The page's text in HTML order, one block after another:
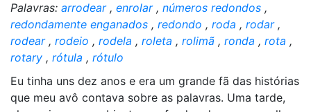
Palavras: arrodear, enrolar, números redondos ,
redondamente enganados , redondo , roda , rodar,
rodear, rodeio , rodela , roleta , rolimã , ronda , rota ,
rotary , rótula , rótulo
Eu tinha uns dez anos e era um grande fã das histórias
que meu avô contava sobre as palavras. Uma tarde,